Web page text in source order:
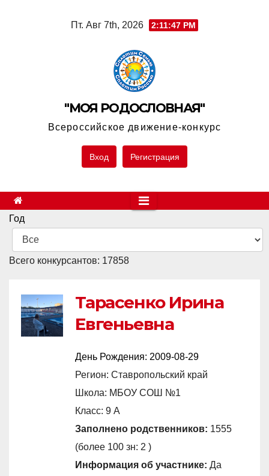
Пт. Авг 7th, 2026 2:11:48 PM
"МОЯ РОДОСЛОВНАЯ"
Всероссийское движение-конкурс
Вход Регистрация
Год
Всего конкурсантов: 17858
Тарасенко Ирина
Евгеньевна
День Рождения: 2009-08-29
Регион: Ставропольский край
Школа: МБОУ СОШ №1
Класс: 9 А
Заполнено родственников: 1555
(более 100 зн: 2 )
Информация об участнике: Да